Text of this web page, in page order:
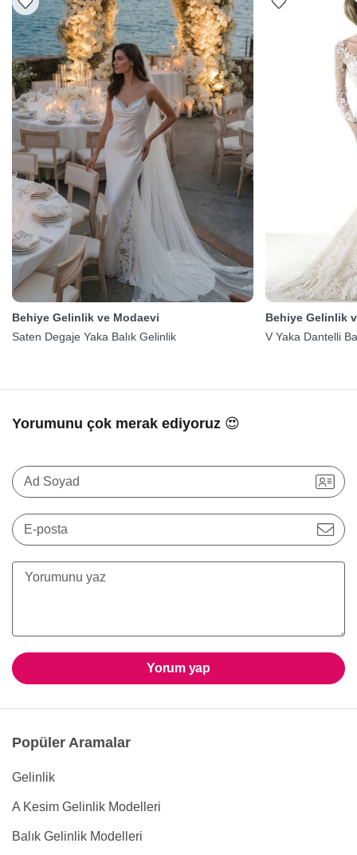
Behiye Gelinlik ve Modaevi
Saten Degaje Yaka Balık Gelinlik
Behiye Gelinlik
V Yaka Dantelli
Yorumunu çok merak ediyoruz 😍
Ad Soyad
E-posta
Yorum yap
Popüler Aramalar
Gelinlik
A Kesim Gelinlik Modelleri
Balık Gelinlik Modelleri